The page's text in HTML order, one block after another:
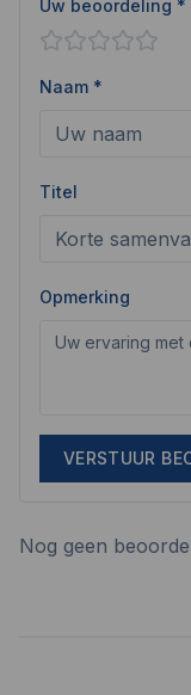
Uw beoordeling *
Naam *
Titel
Opmerking
VERSTUUR
Nog geen